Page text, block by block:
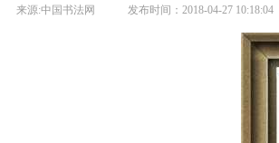
来源:中国书法网 发布时间：2018-04-27 10:18:04